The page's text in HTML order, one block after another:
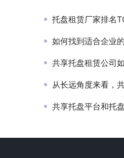
托盘租赁厂家排名
如何找到适合企业
共享托盘租赁公司
从长远角度来看，共
共享托盘平台和托